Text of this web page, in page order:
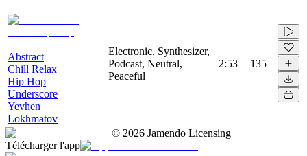
Abstract
Chill Relax
Hip Hop
Underscore
Yevhen
Lokhmatov
Electronic, Synthesizer,
Podcast, Neutral,
Peaceful
2:53 135
© 2026 Jamendo Licensing
Télécharger l'app